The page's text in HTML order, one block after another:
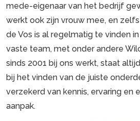
mede-eigenaar van het bedrijf
werkt ook zijn vrouw mee, en
de Vos is al regelmatig te vinden
vaste team, met onder andere
sinds 2001 bij ons werkt, staat
bij het vinden van de juiste
verzekerd van kennis, ervaring en
aanpak.